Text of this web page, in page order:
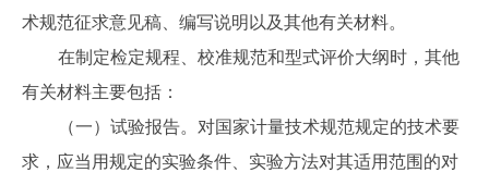
术规范征求意见稿、编写说明以及其他有关材料。
在制定检定规程、校准规范和型式评价大纲时，其他
有关材料主要包括：
（一）试验报告。对国家计量技术规范规定的技术要
求，应当用规定的实验条件、实验方法对其适用范围的对